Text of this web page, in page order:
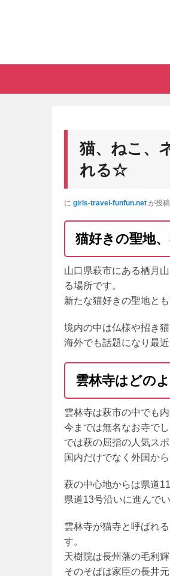
猫、ねこ、
れる☆
に girls-travel-funfun.net が投稿
猫好きの聖地
山口県萩市にある栖月
る場所です。
新たな猫好きの聖地と
境内の中は仏様や招き
海外でも話題になり最
雲林寺はどの
雲林寺は萩市の中でも内
今までは無名なお寺で
では萩の屈指の人気スポ
国内だけでなく外国か
萩の中心地からは県道
県道13号沿いに進んで
雲林寺が猫寺と呼ばれ
す。
天樹院は長州藩の毛利
そのそばは家臣の長井